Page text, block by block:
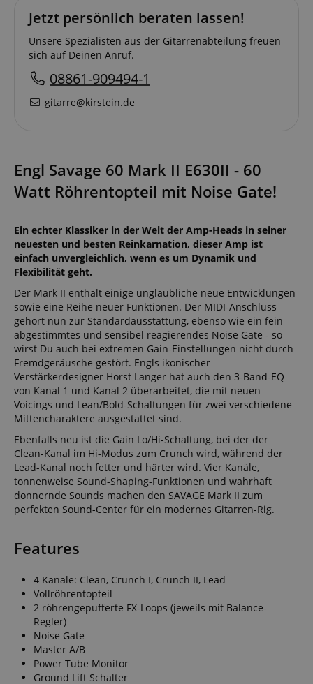
Jetzt persönlich beraten lassen!
Unsere Spezialisten aus der Gitarrenabteilung freuen
sich auf Deinen Anruf.
08861-909494-1
gitarre@kirstein.de
Engl Savage 60 Mark II E630II - 60
Watt Röhrentopteil mit Noise Gate!
Ein echter Klassiker in der Welt der Amp-Heads in seiner
neuesten und besten Reinkarnation, dieser Amp ist
einfach unvergleichlich, wenn es um Dynamik und
Flexibilität geht.
Der Mark II enthält einige unglaubliche neue Entwicklungen
sowie eine Reihe neuer Funktionen. Der MIDI-Anschluss
gehört nun zur Standardausstattung, ebenso wie ein fein
abgestimmtes und sensibel reagierendes Noise Gate - so
wirst Du auch bei extremen Gain-Einstellungen nicht durch
Fremdgeräusche gestört. Engls ikonischer
Verstärkerdesigner Horst Langer hat auch den 3-Band-EQ
von Kanal 1 und Kanal 2 überarbeitet, die mit neuen
Voicings und Lean/Bold-Schaltungen für zwei verschiedene
Mittencharaktere ausgestattet sind.
Ebenfalls neu ist die Gain Lo/Hi-Schaltung, bei der der
Clean-Kanal im Hi-Modus zum Crunch wird, während der
Lead-Kanal noch fetter und härter wird. Vier Kanäle,
tonnenweise Sound-Shaping-Funktionen und wahrhaft
donnernde Sounds machen den SAVAGE Mark II zum
perfekten Sound-Center für ein modernes Gitarren-Rig.
Features
4 Kanäle: Clean, Crunch I, Crunch II, Lead
Vollröhrentopteil
2 röhrengepufferte FX-Loops (jeweils mit Balance-
Regler)
Noise Gate
Master A/B
Power Tube Monitor
Ground Lift Schalter